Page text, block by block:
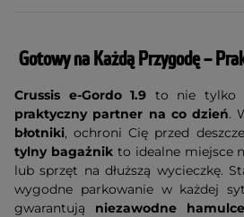
Gotowy na Każdą Przygodę –
Crussis e-Gordo 1.9 to nie tylko
praktyczny partner na co dzień.
błotniki, ochroni Cię przed
tylny bagażnikto idealne miejsce
lub sprzęt na dłuższą wycieczkę.
wygodne parkowanie w każdej
gwarantują niezawodne